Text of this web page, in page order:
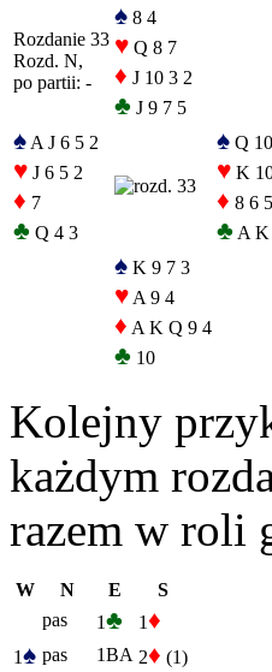
Rozdanie 33
Rozd. N,
po partii: -
♠ 8 4
♥ Q 8 7
♦ J 10 3 2
♣ J 9 7 5
♠ A J 6 5 2
♥ J 6 5 2
♦ 7
♣ Q 4 3
♠ Q 10
♥ K
♦ 8 6 5
♣ A K
♠ K 9 7 3
♥ A 9 4
♦ A K Q 9 4
♣ 10
Kolejny
każdym
razem w roli
W N E
S
pas
1♣ 1♦
1♠ pas 1BA 2♦ (1)